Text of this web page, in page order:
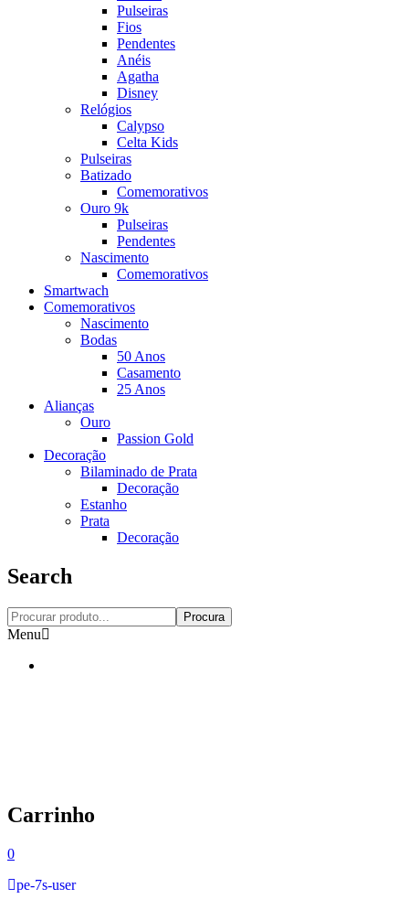
Pulseiras
Fios
Pendentes
Anéis
Agatha
Disney
Relógios
Calypso
Celta Kids
Pulseiras
Batizado
Comemorativos
Ouro 9k
Pulseiras
Pendentes
Nascimento
Comemorativos
Smartwach
Comemorativos
Nascimento
Bodas
50 Anos
Casamento
25 Anos
Alianças
Ouro
Passion Gold
Decoração
Bilaminado de Prata
Decoração
Estanho
Prata
Decoração
Search
Procura
Menu
Carrinho
0
pe-7s-user